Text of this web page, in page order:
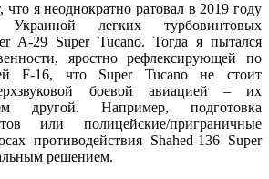
что я неоднократно ратовал в 2019 году
легких турбовинтовых
A-29 Super Tucano. Тогда я пытался
яростно рефлексирующей по
F-16, что Super Tucano не стоит
боевой авиацией – их
другой. Например, подготовка
или полицейские/приграничные
противодействия Shahed-136 Super
решением.